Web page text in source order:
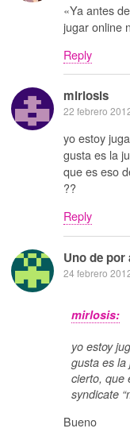
«Ya antes
jugar online
Reply
mirlosis
22 febrero
yo estoy
gusta es la
que es eso
??
Reply
Uno de por
24 febrero
mirlosis:
yo estoy
gusta es
cierto, que
syndicate
Bueno